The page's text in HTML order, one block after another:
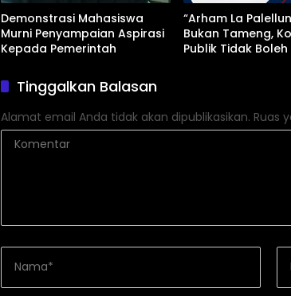
Demonstrasi Mahasiswa
Murni Penyampaian Aspirasi
Kepada Pemerintah
“Arham La
Bukan Tameng,
Publik Tidak
Tinggalkan Balasan
Alamat email Anda tidak akan dipublikasikan. Ruas